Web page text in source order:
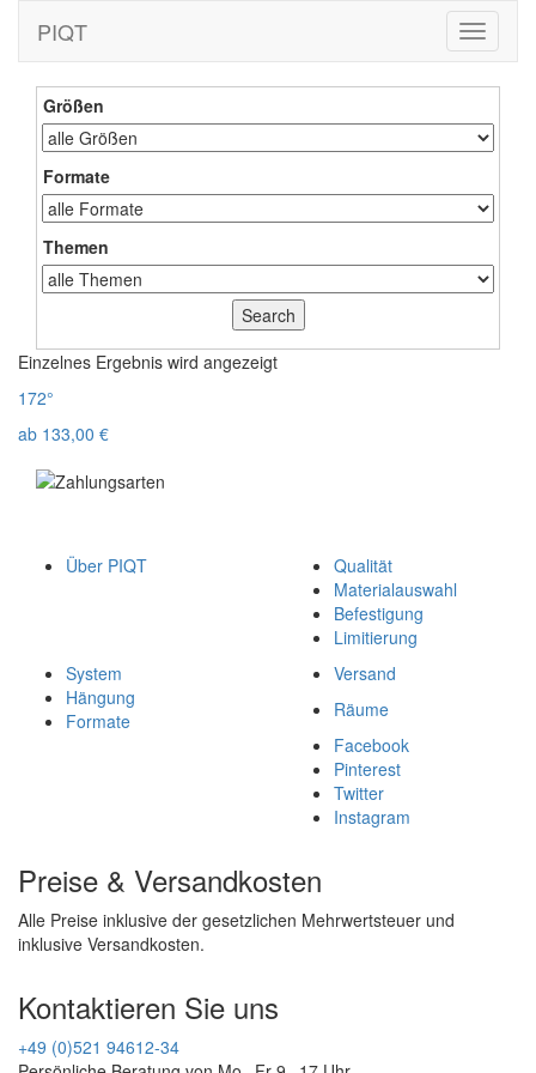
Toggle
PIQT
Größen
Formate
Themen
Einzelnes Ergebnis wird angezeigt
172°
ab 133,00 €
Über PIQT
Qualität
Materialauswahl
Befestigung
Limitierung
System
Hängung
Formate
Versand
Räume
Facebook
Pinterest
Twitter
Instagram
Preise & Versandkosten
Alle Preise inklusive der gesetzlichen Mehrwertsteuer und
inklusive Versandkosten.
Kontaktieren Sie uns
+49 (0)521 94612-34